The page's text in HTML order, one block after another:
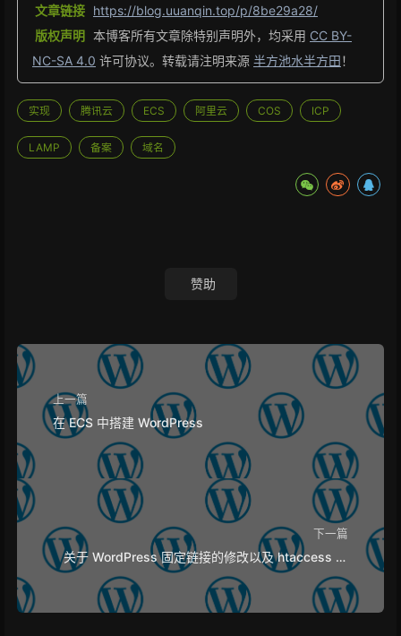
文章链接 https://blog.uuanqin.top/p/8be29a28/
版权声明 本博客所有文章除特别声明外，均采用 CC BY-
NC-SA 4.0 许可协议。转载请注明来源 半方池水半方田！
实现 腾讯云 ECS 阿里云 COS ICP
LAMP 备案 域名
赞助
上一篇
在 ECS 中搭建 WordPress
下一篇
关于 WordPress 固定链接的修改以及 htaccess 文
件不起作用问题的解决